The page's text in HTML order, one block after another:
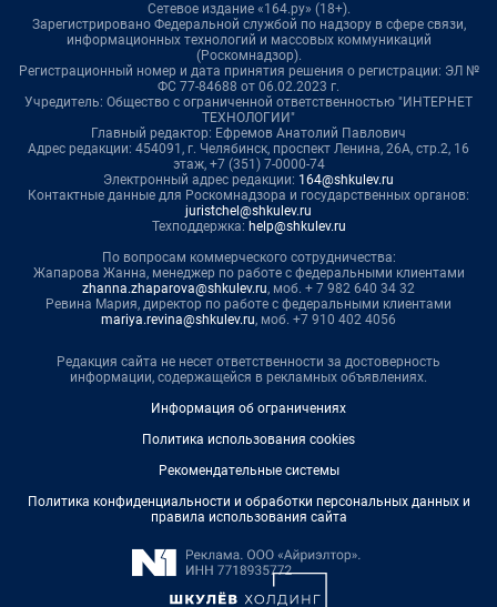
Сетевое издание «164.ру» (18+).
Зарегистрировано Федеральной службой по надзору в сфере связи,
информационных технологий и массовых коммуникаций
(Роскомнадзор).
Регистрационный номер и дата принятия решения о регистрации: ЭЛ №
ФС 77-84688 от 06.02.2023 г.
Учредитель: Общество с ограниченной ответственностью "ИНТЕРНЕТ
ТЕХНОЛОГИИ"
Главный редактор: Ефремов Анатолий Павлович
Адрес редакции: 454091, г. Челябинск, проспект Ленина, 26А, стр.2, 16
этаж, +7 (351) 7-0000-74
Электронный адрес редакции: 164@shkulev.ru
Контактные данные для Роскомнадзора и государственных органов:
juristchel@shkulev.ru
Техподдержка: help@shkulev.ru
По вопросам коммерческого сотрудничества:
Жапарова Жанна, менеджер по работе с федеральными клиентами
zhanna.zhaparova@shkulev.ru, моб. + 7 982 640 34 32
Ревина Мария, директор по работе с федеральными клиентами
mariya.revina@shkulev.ru, моб. +7 910 402 4056
Редакция сайта не несет ответственности за достоверность
информации, содержащейся в рекламных объявлениях.
Информация об ограничениях
Политика использования cookies
Рекомендательные системы
Политика конфиденциальности и обработки персональных данных и
правила использования сайта